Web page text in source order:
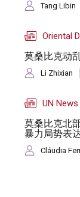
Tang Libin
Oriental
莫桑比克动
Li Zhixian
UN News
莫桑比克北
暴力局势表
Cláudia